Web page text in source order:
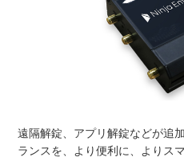
遠隔解錠、アプリ解錠などが追
ランスを、より便利に、よりス